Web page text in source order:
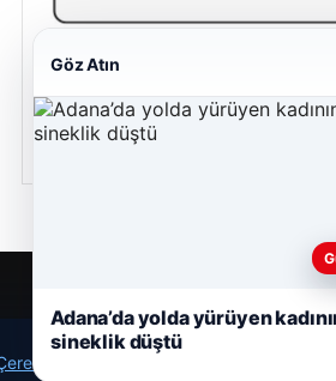
Cengiz Sigorta
23/06/2026
Politikamız
Göz Atın
Adana’da yolda yürüyen
sineklik düştü